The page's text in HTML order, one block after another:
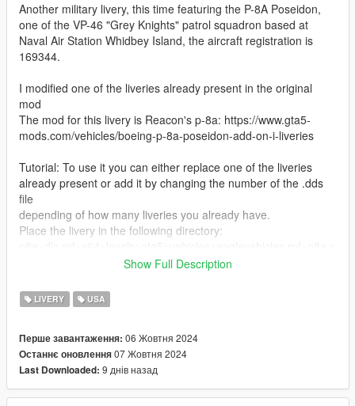
Another military livery, this time featuring the P-8A Poseidon,
one of the VP-46 "Grey Knights" patrol squadron based at
Naval Air Station Whidbey Island, the aircraft registration is
169344.
I modified one of the liveries already present in the original
mod
The mod for this livery is Reacon's p-8a: https://www.gta5-
mods.com/vehicles/boeing-p-8a-poseidon-add-on-i-liveries
Tutorial: To use it you can either replace one of the liveries
already present or add it by changing the number of the .dds
file
depending of how many liveries you already have.
Place the livery in the following directory:
Enjoy!
Show Full Description
LIVERY USA
Перше завантаження: 06 Жовтня 2024
Останнє оновлення07 Жовтня 2024
Last Downloaded: 9 днів назад